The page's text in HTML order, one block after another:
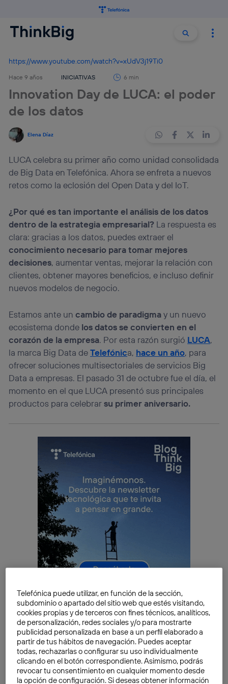
Buscar
https://www.youtube.com/watch?v=xUdV3j19Ti0
Hace 9 años INICIATIVAS 6 min
Innovation Day de LUCA: el poder
de los datos
Elena Díaz
LUCA celebra su primer año como unidad consolidada
de Big Data en Telefónica. Ahora se enfreta a nuevos
retos como la eclosión del Open Data y del IoT.
¿Por qué es tan importante el análisis de los datos
dentro de la estrategia empresarial? La respuesta es
clara: gracias a los datos, puedes extraer el
conocimiento necesario para tomar mejores
decisiones, aumentar ventas, mejorar la relación con
clientes, obtener mayores beneficios, e incluso definir
nuevos modelos de negocio.
Estamos ante uncambio de paradigmay un nuevo
ecosistema donde los datos se convierten en el
corazón de la empresa. Por esta razón surgió LUCA,
la marca Big Data deTelefónica, hace un año, para
ofrecer soluciones multisectoriales de servicios Big
Data a empresas. El pasado 31 de octubre fue el día, el
momento en el que LUCA presentó sus principales
productos para celebrarsu primer aniversario.
Los datos y la analítica predictiva, el
corazón de una empresa
La primera edición delBig Data Innovation Day, bajo
el lema ‘Big in Data’, reunió a empresas y
Telefónica puede utilizar, en función de la sección,
subdominio o apartado del sitio web que estés visitando,
cookies propias y de terceros con fines técnicos, analíticos,
de personalización, redes sociales y/o para mostrarte
publicidad personalizada en base a un perfil elaborado a
partir de tus hábitos de navegación. Puedes aceptar
todas, rechazarlas o configurar su uso individualmente
clicando en el botón correspondiente. Asimismo, podrás
revocar tu consentimiento en cualquier momento desde
la opción de configuración. Si deseas obtener información